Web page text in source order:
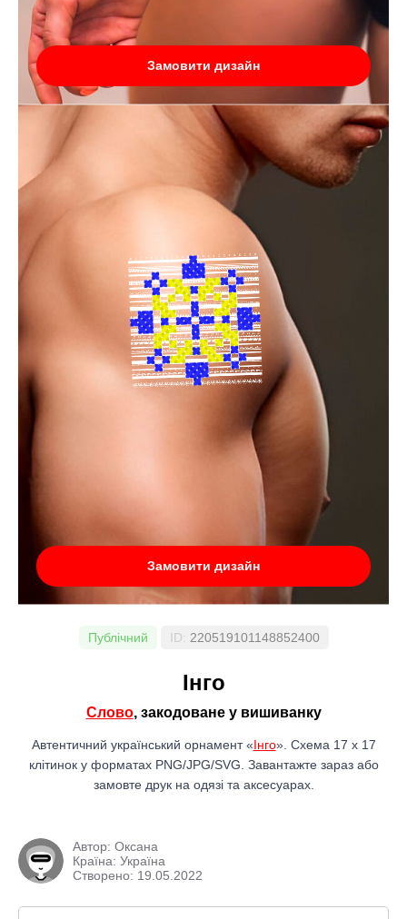
Замовити дизайн
Замовити дизайн
Публічний ID: 220519101148852400
Інго
Слово, закодоване у вишиванку
Автентичний український орнамент «Інго». Схема 17 x 17
клітинок у форматах PNG/JPG/SVG. Завантажте зараз або
замовте друк на одязі та аксесуарах.
Автор: Оксана
Країна: Україна
Створено: 19.05.2022